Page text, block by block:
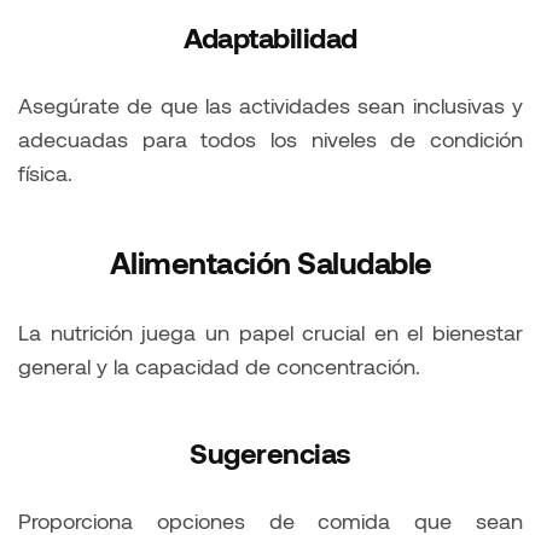
Adaptabilidad
Asegúrate de que las actividades sean inclusivas y
adecuadas para todos los niveles de condición
física.
Alimentación Saludable
La nutrición juega un papel crucial en el bienestar
general y la capacidad de concentración.
Sugerencias
Proporciona opciones de comida que sean